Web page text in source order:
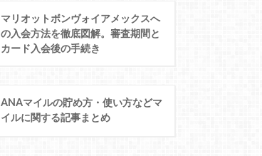
マリオットボンヴォイアメックスへ
の入会方法を徹底図解。審査期間と
カード入会後の手続き
ANAマイルの貯め方・使い方などマ
イルに関する記事まとめ